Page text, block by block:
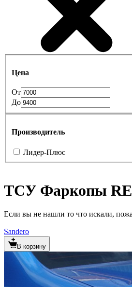
Цена
От
До
Производитель
Лидер-Плюс
ТСУ Фаркопы
Если вы не нашли то что искали,
Sandero
В корзину